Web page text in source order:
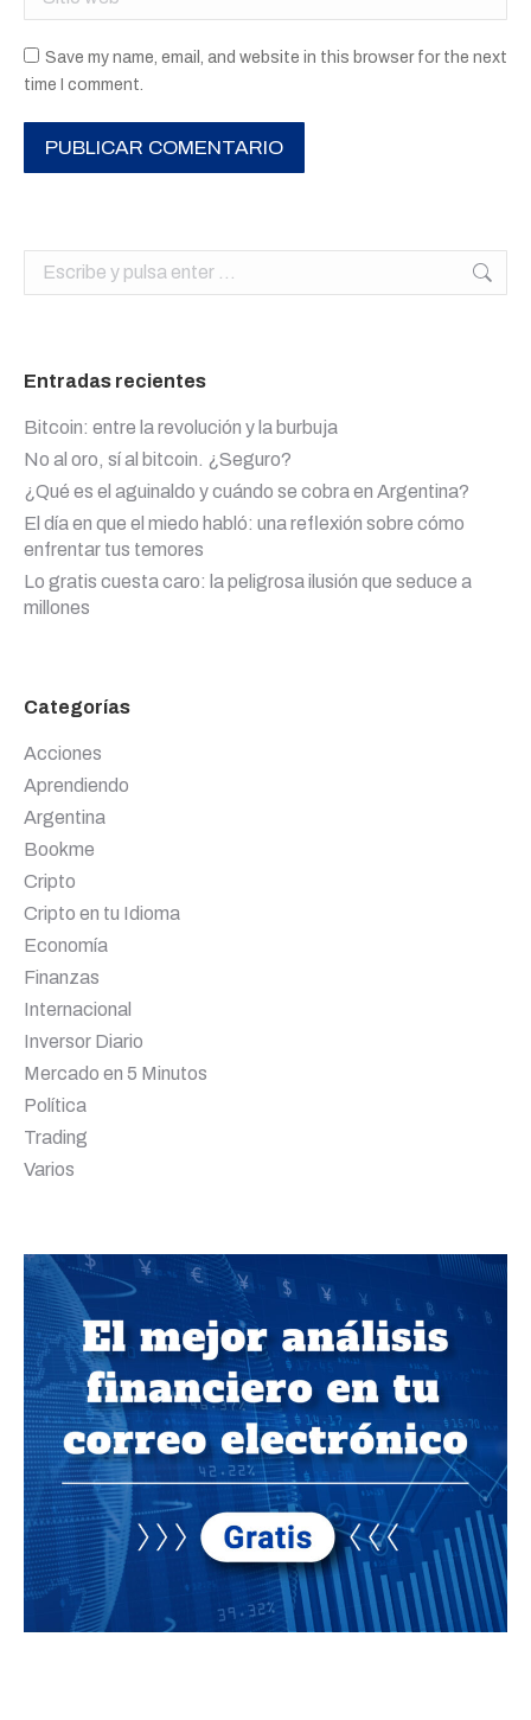
Save my name, email, and website in this browser for the next
time I comment.
PUBLICAR COMENTARIO
Buscar:
Entradas recientes
Bitcoin: entre la revolución y la burbuja
No al oro, sí al bitcoin. ¿Seguro?
¿Qué es el aguinaldo y cuándo se cobra en Argentina?
El día en que el miedo habló: una reflexión sobre cómo
enfrentar tus temores
Lo gratis cuesta caro: la peligrosa ilusión que seduce a
millones
Categorías
Acciones
Aprendiendo
Argentina
Bookme
Cripto
Cripto en tu Idioma
Economía
Finanzas
Internacional
Inversor Diario
Mercado en 5 Minutos
Política
Trading
Varios